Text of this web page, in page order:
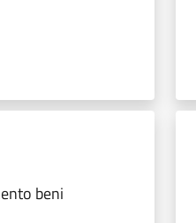
beni